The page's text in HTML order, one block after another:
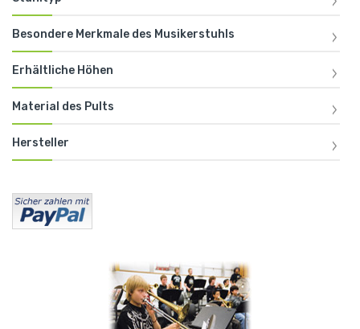
Besondere Merkmale des Musikerstuhls
Erhältliche Höhen
Material des Pults
Hersteller